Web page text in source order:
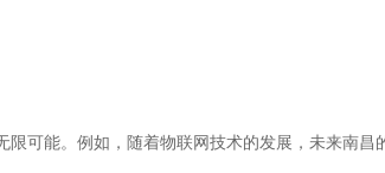
限可能。例如，随着物联网技术的发展，未来南